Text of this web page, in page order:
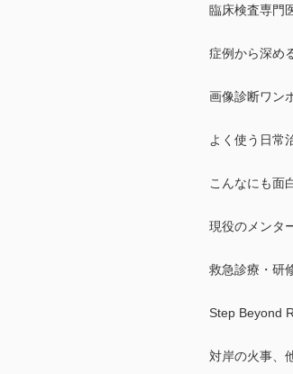
臨床検査専門
症例から深め
画像診断ワン
よく使う日常
こんなにも面
現役のメンタ
救急診療・研
Step Beyond
対岸の火事、